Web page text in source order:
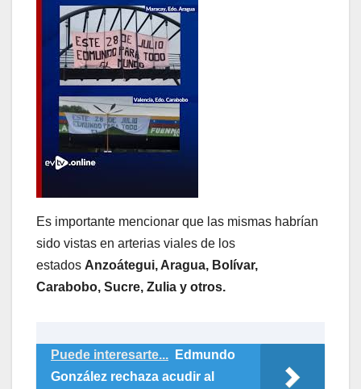
Es importante mencionar que las mismas habrían
sido vistas en arterias viales de los
estados Anzoátegui, Aragua, Bolívar,
Carabobo, Sucre, Zulia y otros.
Puede interesarte...
Edmundo
González rechaza acudir al